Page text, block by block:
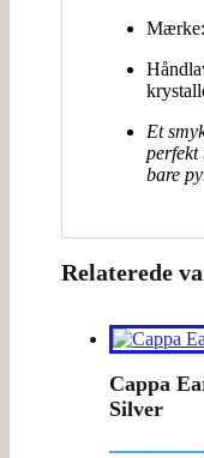
Et
bare
Relaterede
Cappa
Silver